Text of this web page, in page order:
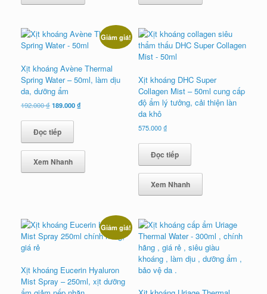
Giảm giá!
Xịt khoáng Avène Thermal
Spring Water – 50ml, làm dịu
da, dưỡng ẩm
192.000₫Giá
là:
192.000 ₫.
189.000₫
Đọc tiếp
Xem Nhanh
Xịt khoáng DHC Super
Collagen Mist – 50ml cung cấp
độ ẩm lý tưởng, cải thiện làn
da khô
575.000₫
Đọc tiếp
Xem Nhanh
Giảm giá!
Xịt khoáng Eucerin Hyaluron
Mist Spray – 250ml, xịt dưỡng